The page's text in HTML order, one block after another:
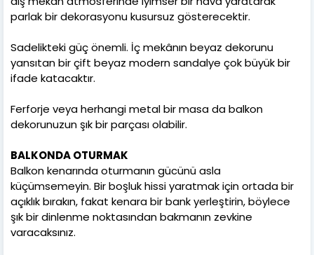
parlak bir dekorasyonu kusursuz gösterecektir.
Sadelikteki güç önemli. İç mekânın beyaz dekorunu
yansıtan bir çift beyaz modern sandalye çok büyük bir
ifade katacaktır.
Ferforje veya herhangi metal bir masa da balkon
dekorunuzun şık bir parçası olabilir.
BALKONDA OTURMAK
Balkon kenarında oturmanın gücünü asla
küçümsemeyin. Bir boşluk hissi yaratmak için ortada bir
açıklık bırakın, fakat kenara bir bank yerleştirin, böylece
şık bir dinlenme noktasından bakmanın zevkine
varacaksınız.